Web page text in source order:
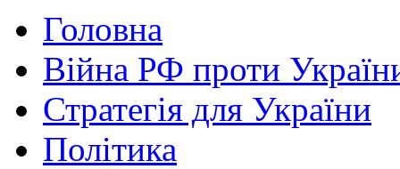
Головна
Війна РФ проти
Стратегія для України
Політика